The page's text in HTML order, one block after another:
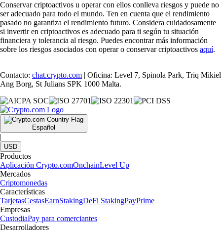
Conservar criptoactivos u operar con ellos conlleva riesgos y puede no
ser adecuado para todo el mundo. Ten en cuenta que el rendimiento
pasado no garantiza el rendimiento futuro. Considera cuidadosamente
si invertir en criptoactivos es adecuado para ti según tu situación
financiera y tolerancia al riesgo. Puedes encontrar más información
sobre los riesgos asociados con operar o conservar criptoactivos aquí.
Contacto: chat.crypto.com | Oficina: Level 7, Spinola Park, Triq Mikiel
Ang Borg, St Julians SPK 1000 Malta.
Español
|
USD
Productos
Aplicación Crypto.comOnchainLevel Up
Mercados
Criptomonedas
Características
TarjetasCestasEarnStakingDeFi StakingPayPrime
Empresas
CustodiaPay para comerciantes
Desarrolladores